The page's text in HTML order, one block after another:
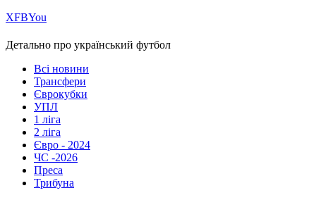
ХFBYou
Детально про український футбол
Всі новини
Трансфери
Єврокубки
УПЛ
1 ліга
2 ліга
Євро - 2024
ЧС -2026
Преса
Трибуна